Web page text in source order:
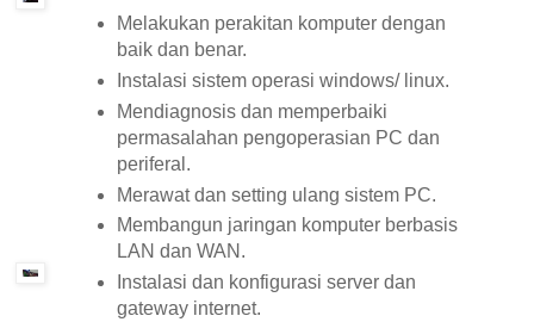
Melakukan perakitan komputer dengan
baik dan benar.
Instalasi sistem operasi windows/ linux.
Mendiagnosis dan memperbaiki
permasalahan pengoperasian PC dan
periferal.
Merawat dan setting ulang sistem PC.
Membangun jaringan komputer berbasis
LAN dan WAN.
Instalasi dan konfigurasi server dan
gateway internet.